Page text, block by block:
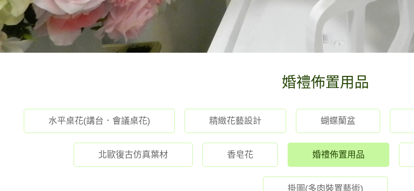
婚禮佈置用品
水平桌花(講台．會議桌花) 精緻花藝設計 蝴蝶蘭盆
北歐復古仿真葉材 香皂花 婚禮佈置用品
掛圖(多肉裝置藝術)